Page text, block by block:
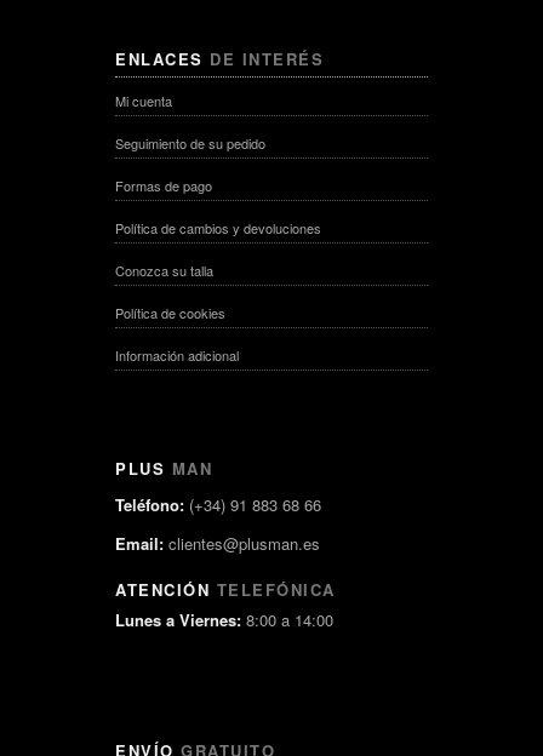
ENLACES DE INTERÉS
Mi cuenta
Seguimiento de su pedido
Formas de pago
Política de cambios y devoluciones
Conozca su talla
Política de cookies
Información adicional
PLUS MAN
Teléfono: (+34) 91 883 68 66
Email: clientes@plusman.es
ATENCIÓN TELEFÓNICA
Lunes a Viernes: 8:00 a 14:00
ENVÍO GRATUITO